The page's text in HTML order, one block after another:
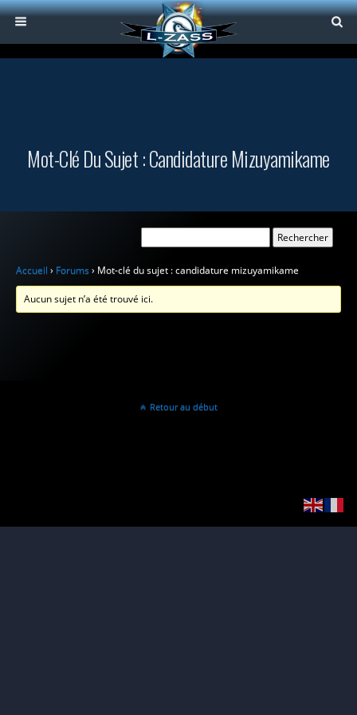
Mot-Clé Du Sujet : Candidature Mizuyamikame
Accueil › Forums › Mot-clé du sujet : candidature mizuyamikame
Aucun sujet n’a été trouvé ici.
Retour au début